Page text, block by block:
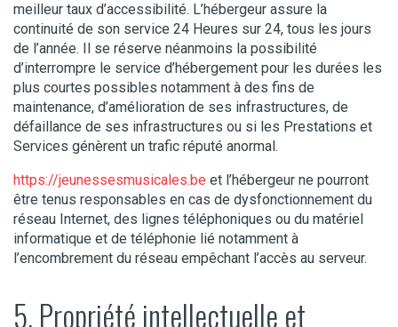
meilleur taux d’accessibilité. L’hébergeur assure la
continuité de son service 24 Heures sur 24, tous les jours
de l’année. Il se réserve néanmoins la possibilité
d’interrompre le service d’hébergement pour les durées les
plus courtes possibles notamment à des fins de
maintenance, d’amélioration de ses infrastructures, de
défaillance de ses infrastructures ou si les Prestations et
Services génèrent un trafic réputé anormal.
https://jeunessesmusicales.be et l’hébergeur ne pourront
être tenus responsables en cas de dysfonctionnement du
réseau Internet, des lignes téléphoniques ou du matériel
informatique et de téléphonie lié notamment à
l’encombrement du réseau empêchant l’accès au serveur.
5. Propriété intellectuelle et